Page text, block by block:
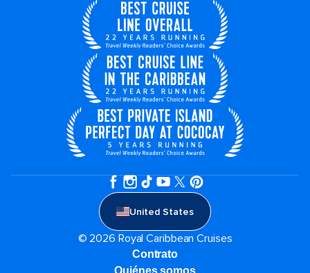
United States
© 2026 Royal Caribbean Cruises
Contrato
Quiénes somos